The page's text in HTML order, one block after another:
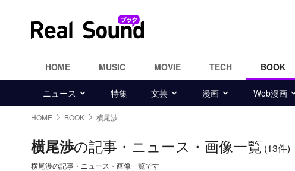
HOME MUSIC MOVIE TECH BOOK
ニュース 特集 文芸 漫画 Web漫画
HOME BOOK 横尾渉
横尾渉の記事・ニュース・画像一覧 (13件)
横尾渉の記事・ニュース・画像一覧です